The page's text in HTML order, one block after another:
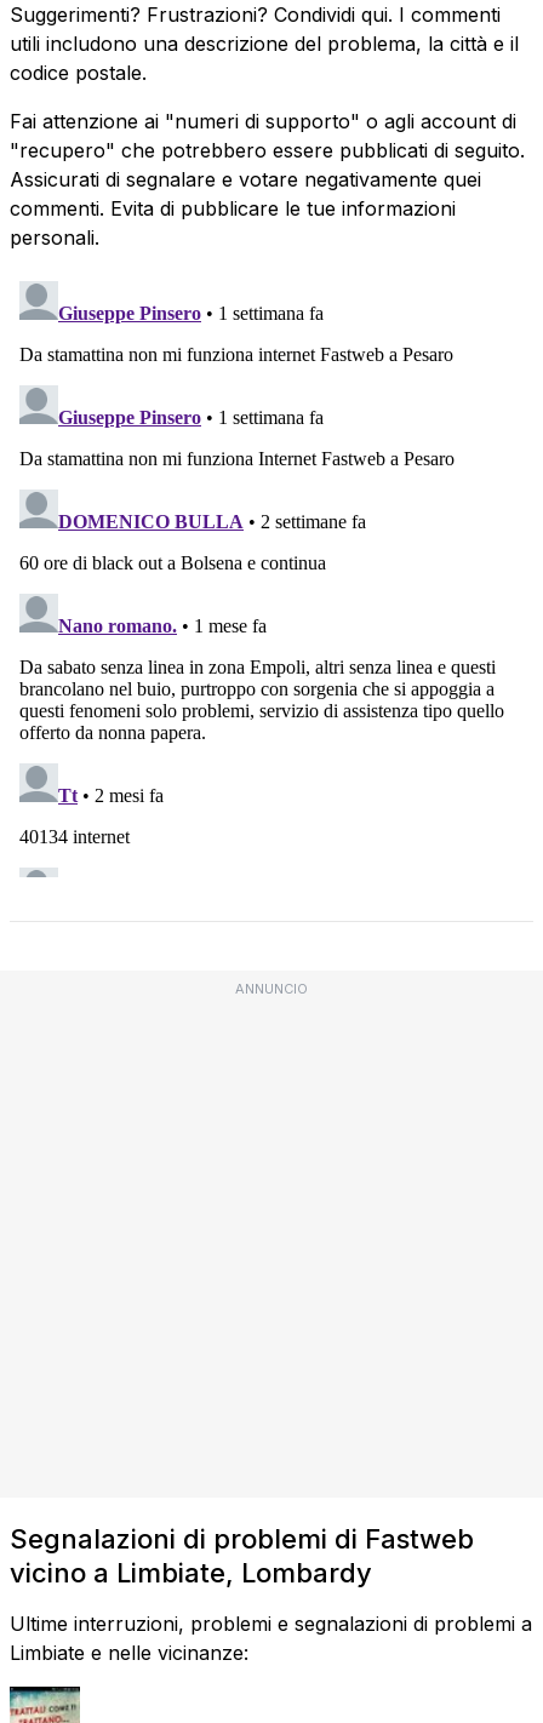
Suggerimenti? Frustrazioni? Condividi qui. I commenti
utili includono una descrizione del problema, la città e il
codice postale.
Fai attenzione ai "numeri di supporto" o agli account di
"recupero" che potrebbero essere pubblicati di seguito.
Assicurati di segnalare e votare negativamente quei
commenti. Evita di pubblicare le tue informazioni
personali.
ANNUNCIO
Segnalazioni di problemi di Fastweb
vicino a Limbiate, Lombardy
Ultime interruzioni, problemi e segnalazioni di problemi a
Limbiate e nelle vicinanze: